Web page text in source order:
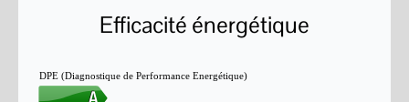
Efficacité énergétique
DPE (Diagnostique de Performance Energétique)